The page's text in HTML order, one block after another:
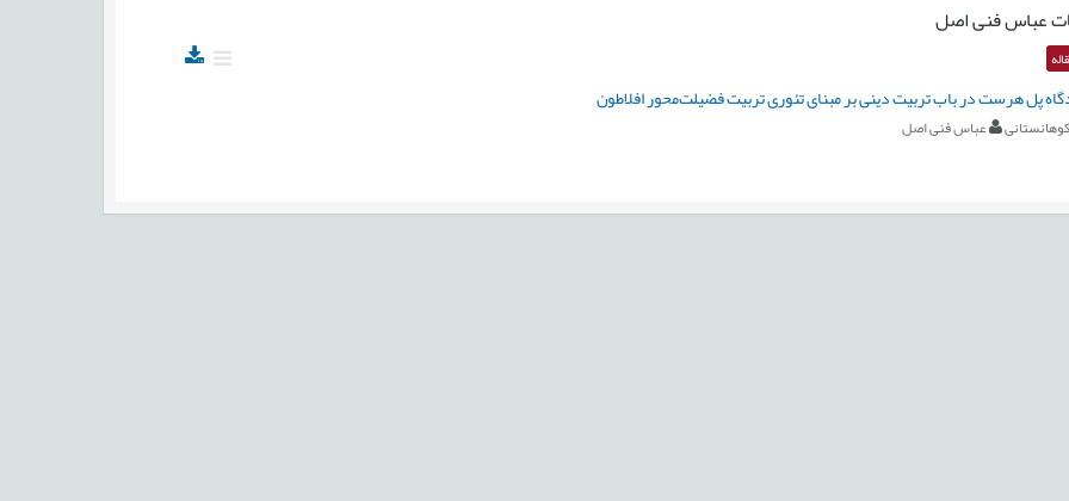
عباس فنی اصل
پل هرست در باب تربیت دینی بر مبنای تئوری تربیت فضیلت‌محور افلاطون
عباس فنی اصل